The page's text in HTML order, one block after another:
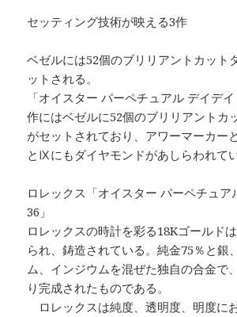
セッティング技術が映える3作
ベゼルには52個のブリリアントカット
ットされる。
「オイスター パーペチュアル デイデ
作にはベゼルに52個のブリリアントカ
がセットされており、アワーマーカー
とⅨにもダイヤモンドがあしらわれてい
ロレックス「オイスター パーペチュア
36」
ロレックスの時計を彩る18Kゴールド
られ、鋳造されている。純金75％と銀
ム、インジウムを混ぜた独自の合金で
り完成されたものである。
ロレックスは純度、透明度、明度に